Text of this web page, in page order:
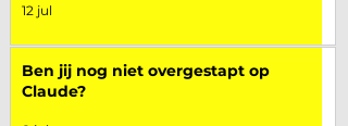
12 jul
Ben jij nog niet overgestapt op
Claude?